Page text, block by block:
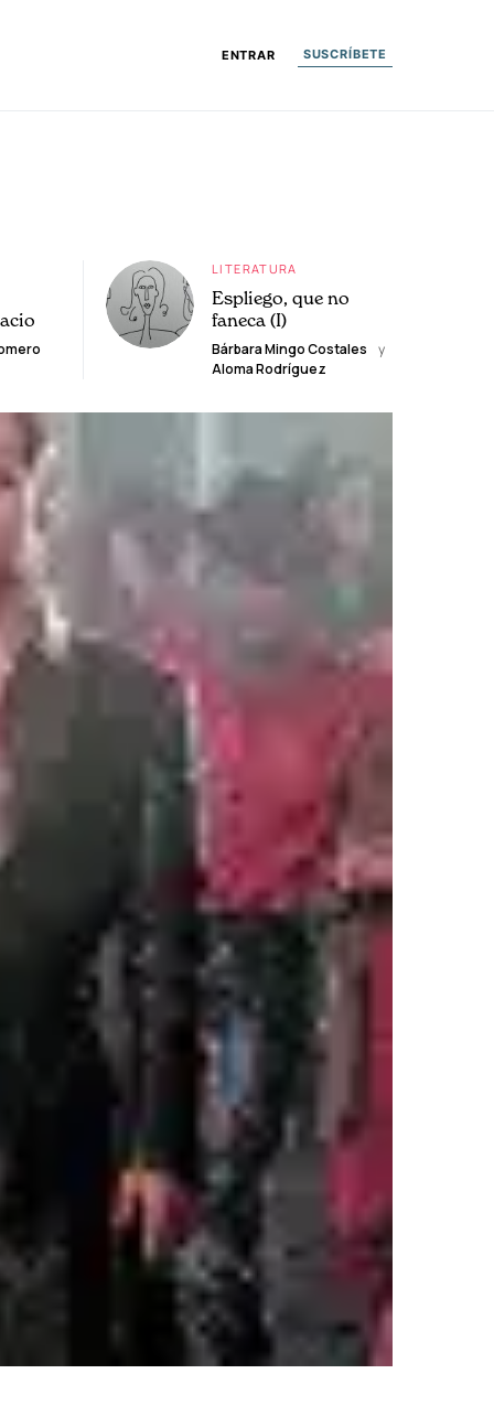
ENTRAR SUSCRÍBETE
LITERATURA
Espliego, que no
faneca (I)
Bárbara Mingo Costales
y
Aloma Rodríguez